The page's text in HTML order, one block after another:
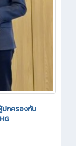
ปกครองกับ